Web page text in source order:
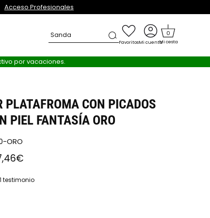
Acceso Profesionales
Sandalia de
FavoritosMi cuenta
0
Mi cesta
por vacaciones.
PLATAFROMA CON PICADOS
PIEL FANTASÍA ORO
ORO
1 testimonio